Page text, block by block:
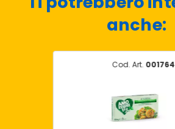
anche:
Cod. Art.